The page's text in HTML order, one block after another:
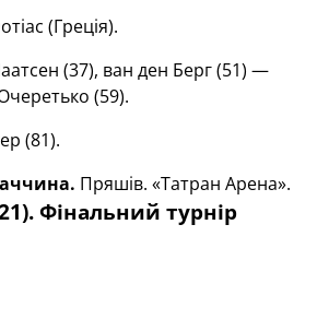
(Греція).
(37), ван ден Берг (51) —
(59).
(81).
Пряшів. «Татран Арена».
Фінальний турнір